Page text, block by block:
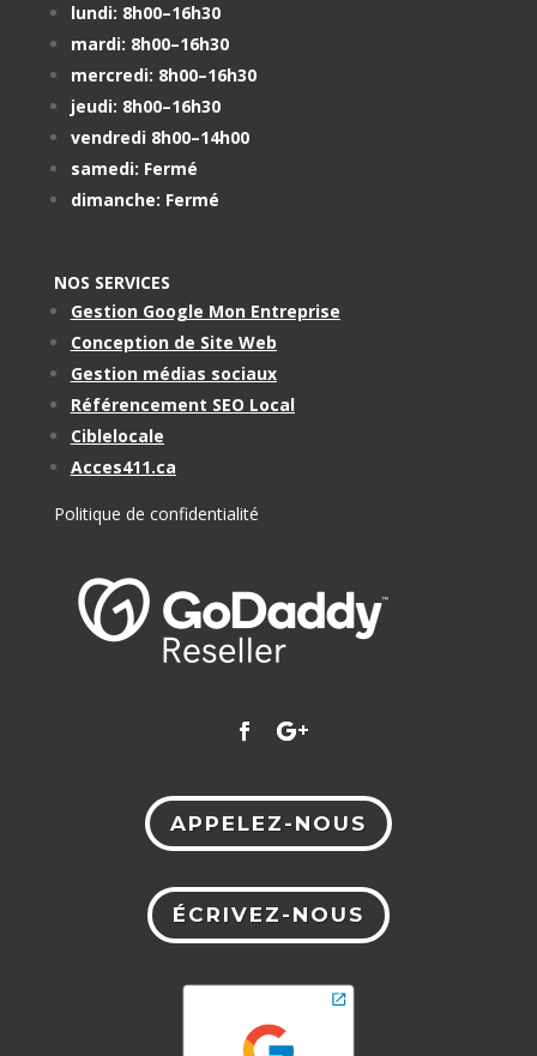
lundi: 8h00–16h30
mardi: 8h00–16h30
mercredi: 8h00–16h30
jeudi: 8h00–16h30
vendredi 8h00–14h00
samedi: Fermé
dimanche: Fermé
NOS SERVICES
Gestion Google Mon Entreprise
Conception de Site Web
Gestion médias sociaux
Référencement SEO Local
Ciblelocale
Acces411.ca
Politique de confidentialité
APPELEZ-NOUS
ÉCRIVEZ-NOUS